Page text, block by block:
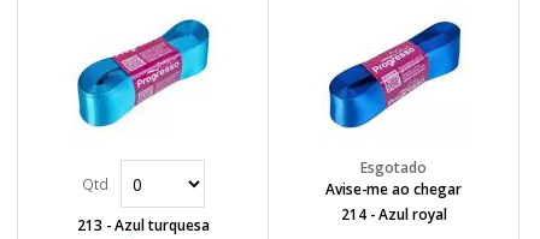
213 - Azul turquesa
Avise-me ao chegar
214 - Azul royal